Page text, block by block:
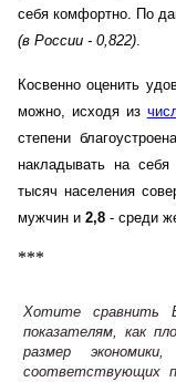
себя комфортно. По
(в России - 0,822).
Косвенно оценить
можно, исходя из
степени
накладывать на
тысяч населения
мужчин и 2,8 - среди
***
Хотите сравнить
показателям, как
размер
соответствующих